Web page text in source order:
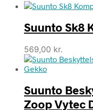
Suunto Sk8
569,00 kr.
Suunto
Zoop Vytec